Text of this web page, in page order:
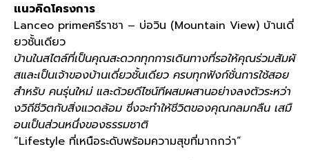
แนวคิดโครงการ
Lanceo primeศรีราชา – บ่อวิน (Mountain View) บ้านเดี่
ยวชั้นเดียว
บ้านในสไตล์ที่เป็นคุณสะดวกทุกการเดินทางที่รอให้คุณร่วมสัมผั
สและเป็นเจ้าของบ้านเดี่ยวชั้นเดียว ครบทุกฟังก์ชั่นการใช้สอย
สำหรับ คนรุ่นใหม่ และด้วยดีไซน์ทีผสมผสานอย่างลงตัวระหว่า
งวิถีชีวิตกับสิ่งแวดล้อม ซึ่งจะทำให้ชีวิตของคุณกลมกลืน เสมื
อนเป็นส่วนหนึ่งของธรรมชาติ
“Lifestyle ที่เหนือระดับพร้อมความสุขที่มากกว่า”